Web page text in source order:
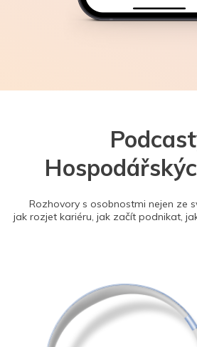
Rozhovory s osobnostmi nejen ze
jak rozjet kariéru, jak začít podnikat,